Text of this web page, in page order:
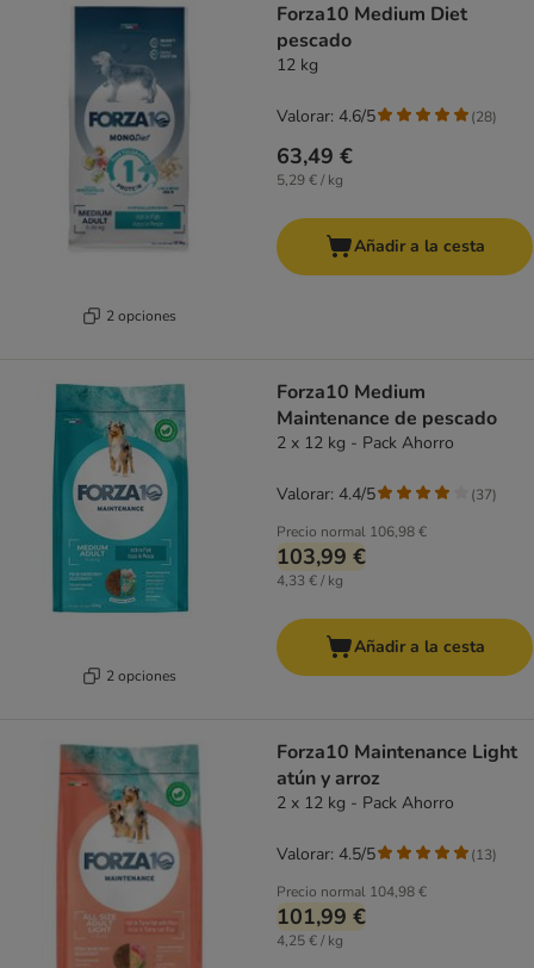
2 opciones
Forza10 Medium Diet
pescado
12 kg
63,49 €
5,29 € / kg
Valorar: 4.6/5 (28)
Añadir a la cesta
2 opciones
Forza10 Medium
Maintenance de pescado
2 x 12 kg - Pack Ahorro
Precio normal 106,98 €
103,99 €
4,33 € / kg
Valorar: 4.4/5 (37)
Añadir a la cesta
Forza10 Maintenance Light
atún y arroz
2 x 12 kg - Pack Ahorro
Precio normal 104,98 €
101,99 €
4,25 € / kg
Valorar: 4.5/5 (13)